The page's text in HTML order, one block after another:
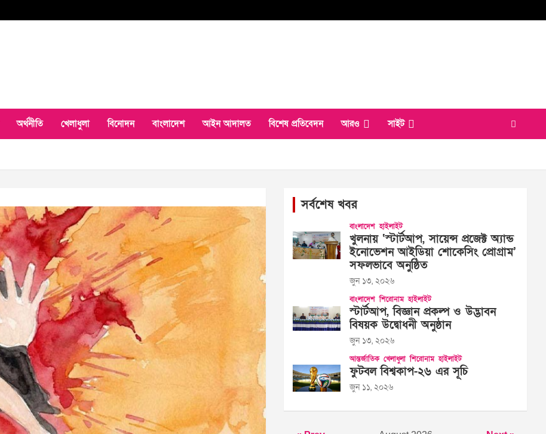
অর্থনীতি খেলাধুলা বিনোদন বাংলাদেশ আইন আদালত বিশেষ প্রতিবেদন আরও সাইট
সর্বশেষ খবর
বাংলাদেশ হাইলাইট
খুলনায় ‘স্টার্টআপ, সায়েন্স প্রজেক্ট অ্যান্ড
ইনোভেশন আইডিয়া শোকেসিং প্রোগ্রাম’
সফলভাবে অনুষ্ঠিত
জুন ১৩, ২০২৬
বাংলাদেশ শিরোনাম হাইলাইট
স্টার্টআপ, বিজ্ঞান প্রকল্প ও উদ্ভাবন
বিষয়ক উদ্বোধনী অনুষ্ঠান
জুন ১৩, ২০২৬
আন্তর্জাতিক খেলাধুলা শিরোনাম হাইলাইট
ফুটবল বিশ্বকাপ-২৬ এর সূচি
জুন ১১, ২০২৬